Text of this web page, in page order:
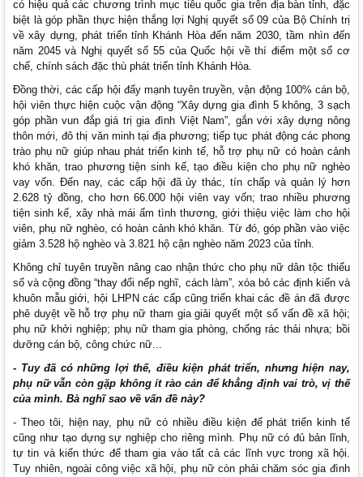
có hiệu quả các chương trình mục tiêu quốc gia trên địa bàn tỉnh, đặc
biệt là góp phần thực hiện thắng lợi Nghị quyết số 09 của Bộ Chính trị
về xây dựng, phát triển tỉnh Khánh Hòa đến năm 2030, tầm nhìn đến
năm 2045 và Nghị quyết số 55 của Quốc hội về thí điểm một số cơ
chế, chính sách đặc thù phát triển tỉnh Khánh Hòa.
Đồng thời, các cấp hội đẩy mạnh tuyên truyền, vận động 100% cán bộ,
hội viên thực hiện cuộc vận động “Xây dựng gia đình 5 không, 3 sạch
góp phần vun đắp giá trị gia đình Việt Nam”, gắn với xây dựng nông
thôn mới, đô thị văn minh tại địa phương; tiếp tục phát động các phong
trào phụ nữ giúp nhau phát triển kinh tế, hỗ trợ phụ nữ có hoàn cảnh
khó khăn, trao phương tiện sinh kế, tạo điều kiện cho phụ nữ nghèo
vay vốn. Đến nay, các cấp hội đã ủy thác, tín chấp và quản lý hơn
2.628 tỷ đồng, cho hơn 66.000 hội viên vay vốn; trao nhiều phương
tiện sinh kế, xây nhà mái ấm tình thương, giới thiệu việc làm cho hội
viên, phụ nữ nghèo, có hoàn cảnh khó khăn. Từ đó, góp phần vào việc
giảm 3.528 hộ nghèo và 3.821 hộ cận nghèo năm 2023 của tỉnh.
Không chỉ tuyên truyền nâng cao nhận thức cho phụ nữ dân tộc thiểu
số và cộng đồng “thay đổi nếp nghĩ, cách làm”, xóa bỏ các định kiến và
khuôn mẫu giới, hội LHPN các cấp cũng triển khai các đề án đã được
phê duyệt về hỗ trợ phụ nữ tham gia giải quyết một số vấn đề xã hội;
phụ nữ khởi nghiệp; phụ nữ tham gia phòng, chống rác thải nhựa; bồi
dưỡng cán bộ, công chức nữ...
- Tuy đã có những lợi thế, điều kiện phát triển, nhưng hiện nay,
phụ nữ vẫn còn gặp không ít rào cản để khẳng định vai trò, vị thế
của mình. Bà nghĩ sao về vấn đề này?
- Theo tôi, hiện nay, phụ nữ có nhiều điều kiện để phát triển kinh tế
cũng như tạo dựng sự nghiệp cho riêng mình. Phụ nữ có đủ bản lĩnh,
tự tin và kiến thức để tham gia vào tất cả các lĩnh vực trong xã hội.
Tuy nhiên, ngoài công việc xã hội, phụ nữ còn phải chăm sóc gia đình